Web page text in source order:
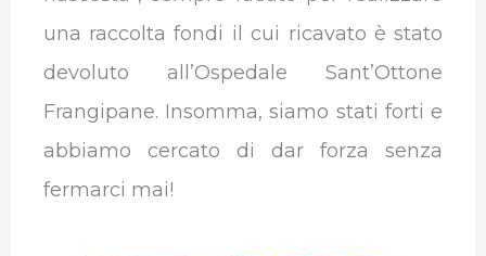
una raccolta fondi il cui ricavato è stato
devoluto all’Ospedale Sant’Ottone
Frangipane. Insomma, siamo stati forti e
abbiamo cercato di dar forza senza
fermarci mai!